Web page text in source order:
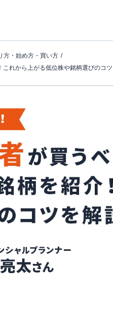
方・始め方・買い方
れから上がる低位株や銘柄選びのコ